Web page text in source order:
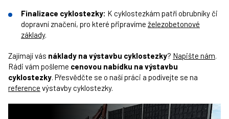
Finalizace cyklostezky: K cyklostezkám patří obrubníky či
dopravní značení, pro které připravíme železobetonové
základy.
Zajímají vás náklady na výstavbu cyklostezky? Napište nám.
Rádi vám pošleme cenovou nabídku na výstavbu
cyklostezky. Přesvědčte se o naší práci a podívejte se na
reference výstavby cyklostezky.